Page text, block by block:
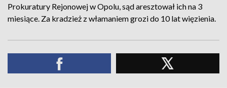
Prokuratury Rejonowej w Opolu, sąd aresztował ich na 3
miesiące. Za kradzież z włamaniem grozi do 10 lat więzienia.